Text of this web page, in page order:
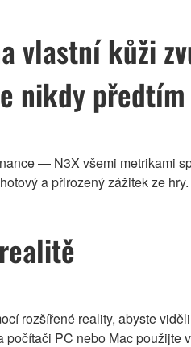
vlastní kůži
nikdy předtím
— N3X všemi metrikami
a přirozený zážitek ze
rozšířené reality, abyste
PC nebo Mac